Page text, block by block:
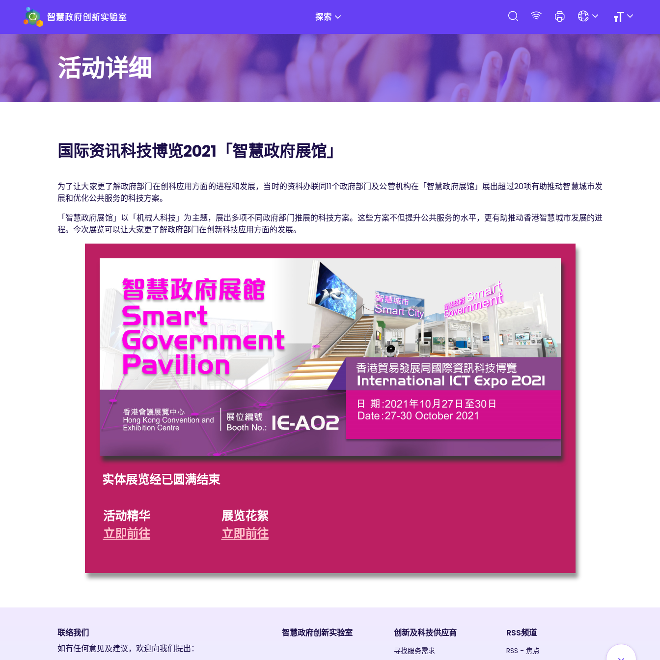
探索
活动详细
国际资讯科技博览2021「智慧政府展馆」
为了让大家更了解政府部门在创科应用方面的进程和发展，当时的资科办联同11个政府部门及公营机构在「智慧政府展馆」展出超过20项有助推动智慧城市发
展和优化公共服务的科技方案。
「智慧政府展馆」以「机械人科技」为主题，展出多项不同政府部门推展的科技方案。这些方案不但提升公共服务的水平，更有助推动香港智慧城市发展的进
程。今次展览可以让大家更了解政府部门在创新科技应用方面的发展。
实体展览经已圆满结束
活动精华
立即前往
展览花絮
立即前往
联络我们
如有任何意见及建议，欢迎向我们提出：
智慧政府创新实验室 创新及科技供应商
寻找服务需求
RSS频道
RSS - 焦点